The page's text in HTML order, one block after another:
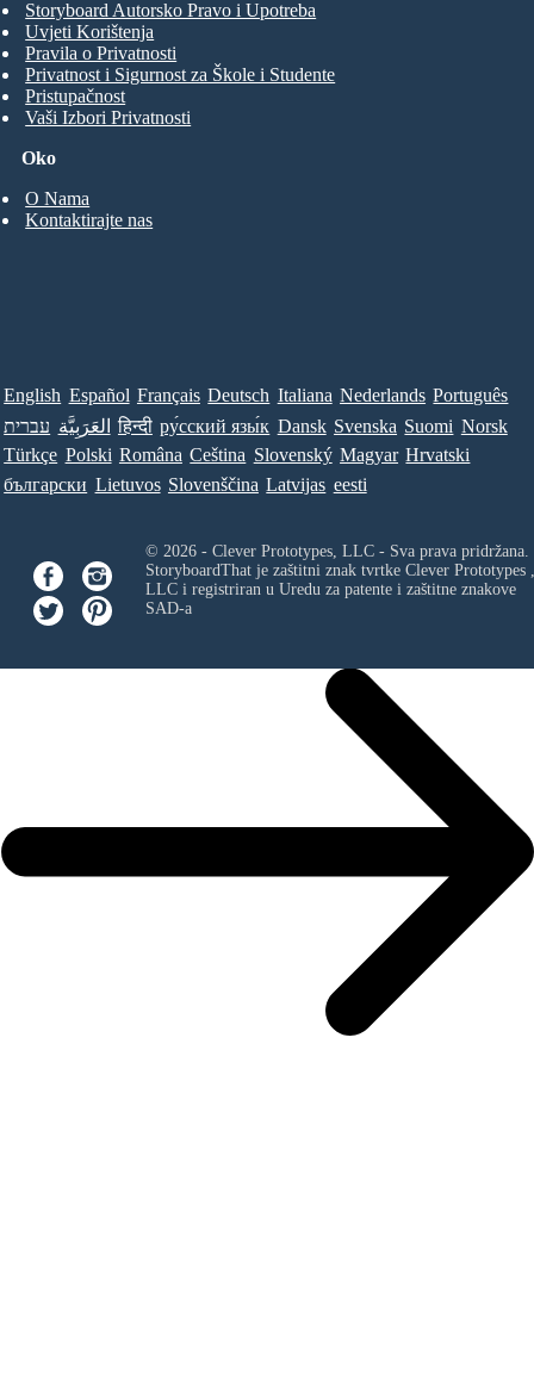
Oko
O Nama
Kontaktirajte nas
Storyboard Autorsko Pravo i Upotreba
Uvjeti Korištenja
Pravila o Privatnosti
Privatnost i Sigurnost za Škole i Studente
Pristupačnost
Vaši Izbori Privatnosti
English Español Français Deutsch Italiana Nederlands Português
עברית العَرَبِيَّة हिन्दी ру́сский язы́к Dansk Svenska Suomi Norsk
Türkçe Polski Româna Ceština Slovenský Magyar Hrvatski
български Lietuvos Slovenščina Latvijas eesti
© 2026 - Clever Prototypes, LLC - Sva prava pridržana.
StoryboardThat je zaštitni znak tvrtke Clever Prototypes ,
LLCi registriran u Uredu za patente i zaštitne znakove
SAD-a